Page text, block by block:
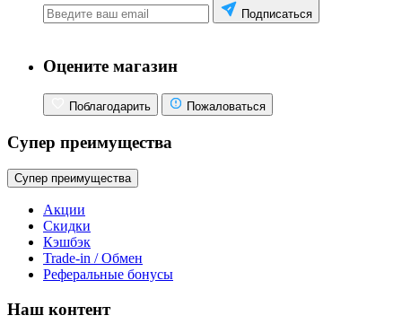
Подписаться
Оцените магазин
Поблагодарить Пожаловаться
Супер преимущества
Супер преимущества
Акции
Скидки
Кэшбэк
Trade-in / Обмен
Реферальные бонусы
Наш контент